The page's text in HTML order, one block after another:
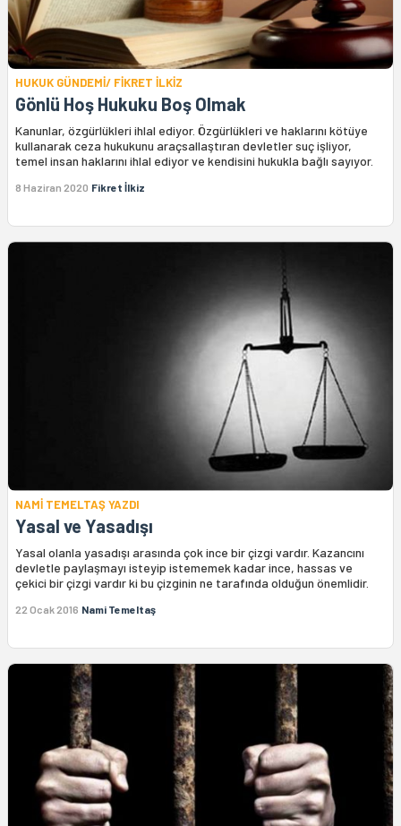
HUKUK GÜNDEMİ/ FİKRET İLKİZ
Gönlü Hoş Hukuku Boş Olmak
Kanunlar, özgürlükleri ihlal ediyor. Özgürlükleri ve haklarını kötüye
kullanarak ceza hukukunu araçsallaştıran devletler suç işliyor,
temel insan haklarını ihlal ediyor ve kendisini hukukla bağlı sayıyor.
8 Haziran 2020 Fikret İlkiz
NAMİ TEMELTAŞ YAZDI
Yasal ve Yasadışı
Yasal olanla yasadışı arasında çok ince bir çizgi vardır. Kazancını
devletle paylaşmayı isteyip istememek kadar ince, hassas ve
çekici bir çizgi vardır ki bu çizginin ne tarafında olduğun önemlidir.
22 Ocak 2016 Nami Temeltaş